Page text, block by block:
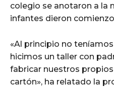
colegio se anotaron a la
infantes dieron comienzo
«Al principio no
hicimos un taller con
fabricar nuestros
cartón», ha relatado la